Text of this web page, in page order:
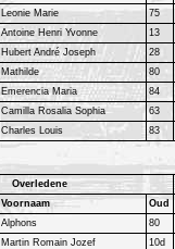
Leonie Marie 75
Antoine Henri Yvonne 13
Hubert André Joseph 28
Mathilde 80
Emerencia Maria 84
Camilla Rosalia Sophia 63
Charles Louis 83
Overledene
Voornaam Oud
Alphons 80
Martin Romain Jozef 10d